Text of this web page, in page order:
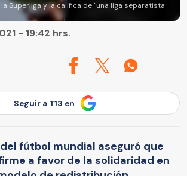
la Superliga y la califica de "una liga separatista
- 19:42 hrs.
Seguir a T13 en
fútbol mundial aseguró que
a favor de la solidaridad en